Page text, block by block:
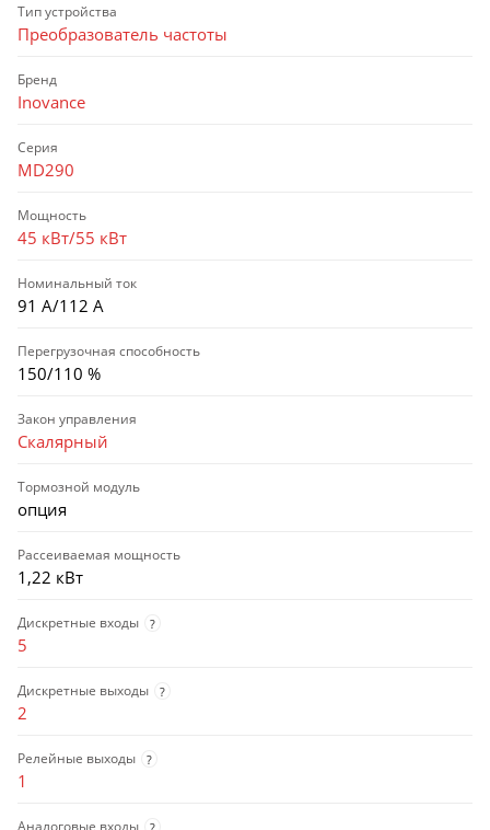
Тип устройства
Преобразователь частоты
Бренд
Inovance
Серия
MD290
Мощность
45 кВт/55 кВт
Номинальный ток
91 А/112 А
Перегрузочная способность
150/110 %
Закон управления
Скалярный
Тормозной модуль
опция
Рассеиваемая мощность
1,22 кВт
Дискретные входы ?
5
Дискретные выходы ?
2
Релейные выходы ?
1
Аналоговые входы